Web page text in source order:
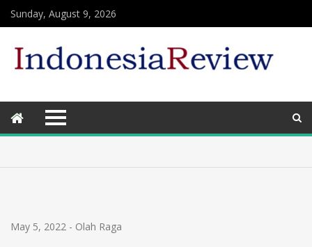
Sunday, August 9, 2026
May 5, 2022 - Olah Raga